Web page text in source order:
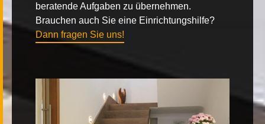
beratende Aufgaben zu übernehmen.
Brauchen auch Sie eine Einrichtungshilfe?
Dann fragen Sie uns!